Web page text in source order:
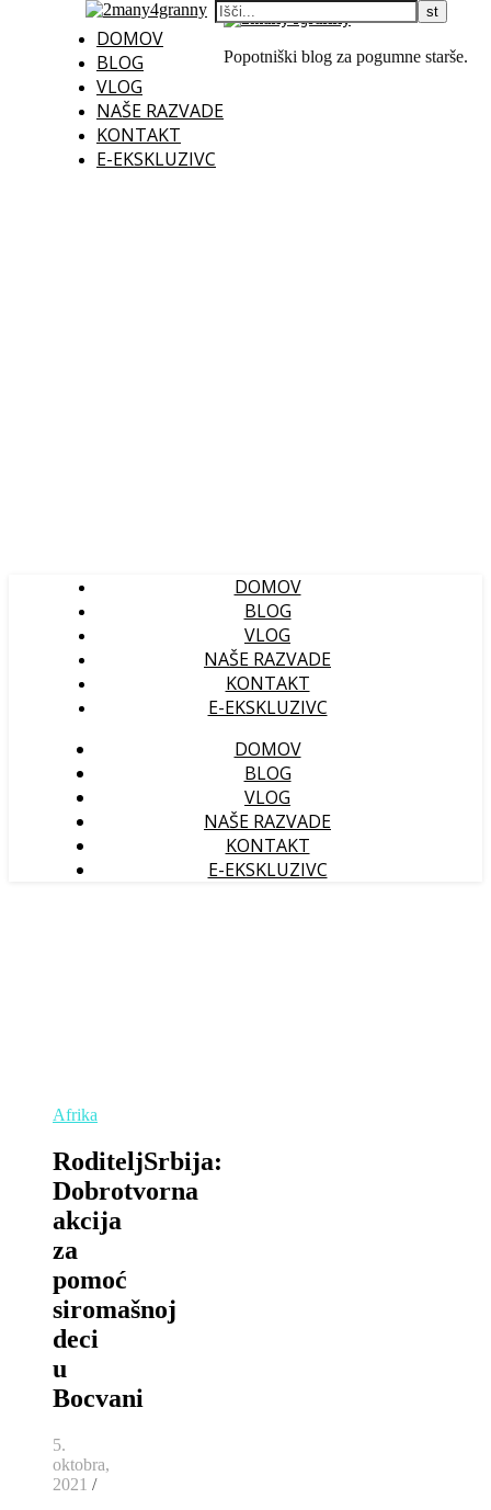
DOMOV
BLOG
VLOG
NAŠE RAZVADE
KONTAKT
E-EKSKLUZIVC
Popotniški blog za pogumne starše.
DOMOV
BLOG
VLOG
NAŠE RAZVADE
KONTAKT
E-EKSKLUZIVC
DOMOV
BLOG
VLOG
NAŠE RAZVADE
KONTAKT
E-EKSKLUZIVC
Afrika
RoditeljSrbija:
Dobrotvorna
akcija
za
pomoć
siromašnoj
deci
u
Bocvani
5.
oktobra,
2021 /